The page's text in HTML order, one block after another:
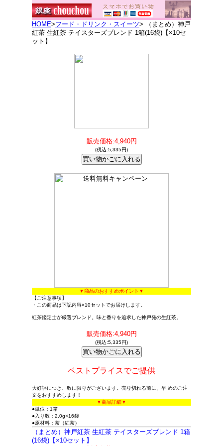
HOME>フード・ドリンク・スイーツ> （まとめ）神戸
紅茶 生紅茶 テイスターズブレンド 1箱(16袋)【×10セ
ット】
販売価格:4,940円
(税込:5,335円)
▼商品のおすすめポイント▼
【ご注意事項】
・この商品は下記内容×10セットでお届けします。
紅茶鑑定士が厳選ブレンド。味と香りを追求した神戸発の生紅茶。
販売価格:4,940円
(税込:5,335円)
ベストプライスでご提供
大好評につき、数に限りがございます。売り切れる前に、早 めのご注
文をおすすめします！
▼商品詳細▼
●単位：1箱
●入り数：2.0g×16袋
●原材料：茶（紅茶）
（まとめ）神戸紅茶 生紅茶 テイスターズブレンド 1箱
(16袋)【×10セット】